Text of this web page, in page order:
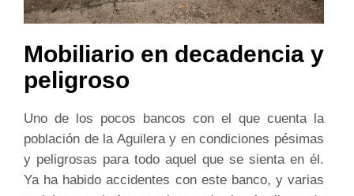
Mobiliario en decadencia y
peligroso
Uno de los pocos bancos con el que cuenta la
población de la Aguilera y en condiciones pésimas
y peligrosas para todo aquel que se sienta en él.
Ya ha habido accidentes con este banco, y varias